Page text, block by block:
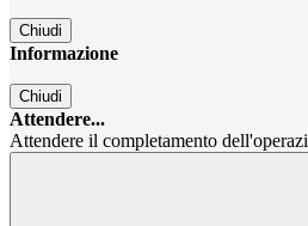
Chiudi
Informazione
Chiudi
Attendere...
Attendere il completamento